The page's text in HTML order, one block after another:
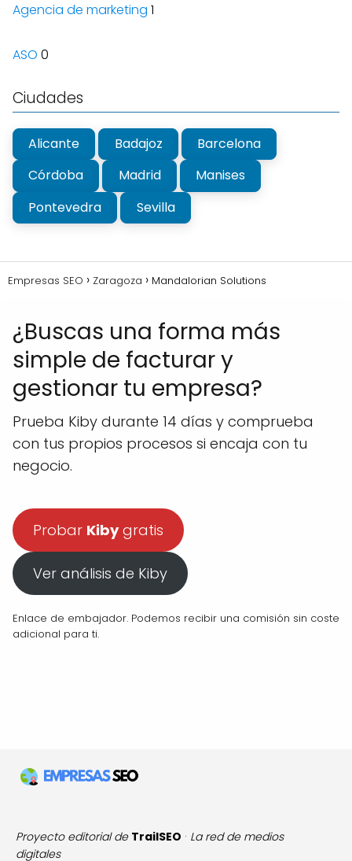
Agencia de marketing 1
ASO 0
Ciudades
Alicante Badajoz
Barcelona
Córdoba
Madrid
Manises
Pontevedra
Sevilla
Empresas SEO Zaragoza Mandalorian Solutions
¿Buscas una forma más
simple de facturar y
gestionar tu empresa?
Prueba Kiby durante 14 días y comprueba
con tus propios procesos si encaja con tu
negocio.
Probar Kibygratis
Ver análisis de Kiby
Enlace de embajador. Podemos recibir una comisión sin coste
adicional para ti.
Proyecto editorial de TrailSEO · La red de medios
digitales